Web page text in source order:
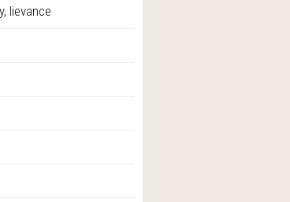
lievance